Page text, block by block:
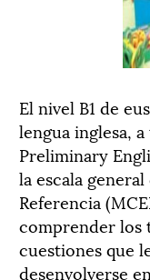
El nivel B1 de
lengua inglesa,
Preliminary
la escala
Referencia
comprender los
cuestiones que
desenvolverse